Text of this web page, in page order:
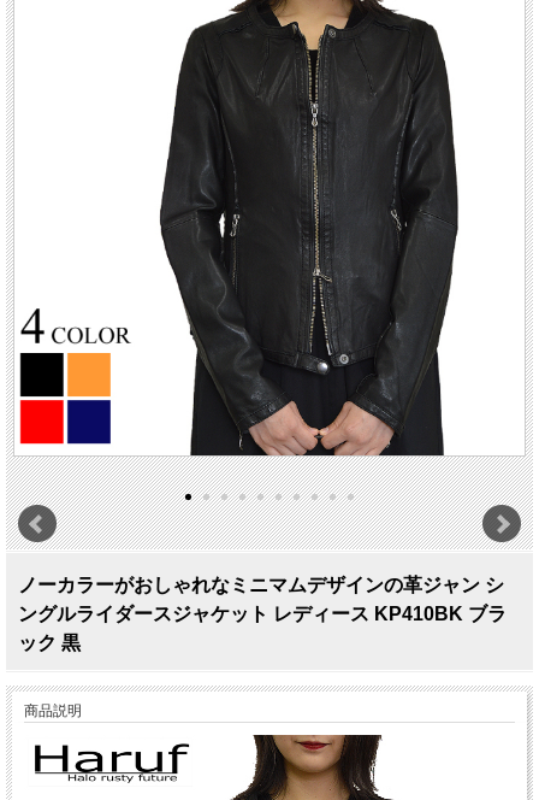
ノーカラーがおしゃれなミニマムデザインの革ジャン シ
ングルライダースジャケット レディース KP410BK ブラ
ック 黒
商品説明